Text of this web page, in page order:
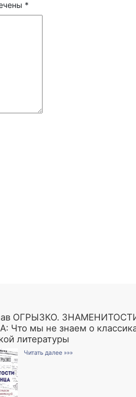
*
ОГРЫЗКО.
Что мы не знаем о
литературы
Читать далее »»»